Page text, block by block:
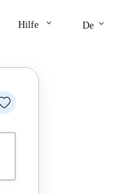
Hilfe keyboard_arrow_down De keyboard_arrow_down